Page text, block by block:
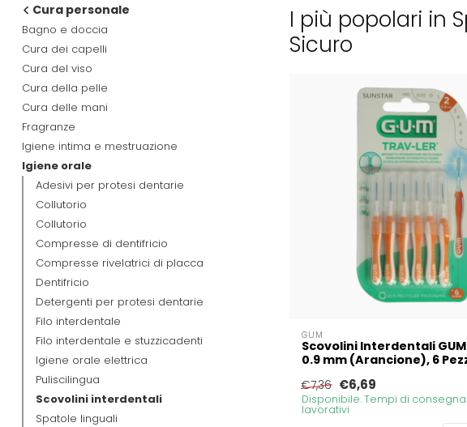
Cura personale
Bagno e doccia
Cura dei capelli
Cura del viso
Cura della pelle
Cura delle mani
Fragranze
Igiene intima e mestruazione
Igiene orale
Adesivi per protesi dentarie
Collutorio
Collutorio
Compresse di dentifricio
Compresse rivelatrici di placca
Dentifricio
Detergenti per protesi dentarie
Filo interdentale
Filo interdentale e stuzzicadenti
Igiene orale elettrica
Puliscilingua
Scovolini interdentali
Spatole linguali
I più popolari in
Sicuro
GUM
Scovolini Interdentali
0.9 mm (Arancione), 6
€7,36 €6,69
Disponibile. Tempi di consegna
lavorativi